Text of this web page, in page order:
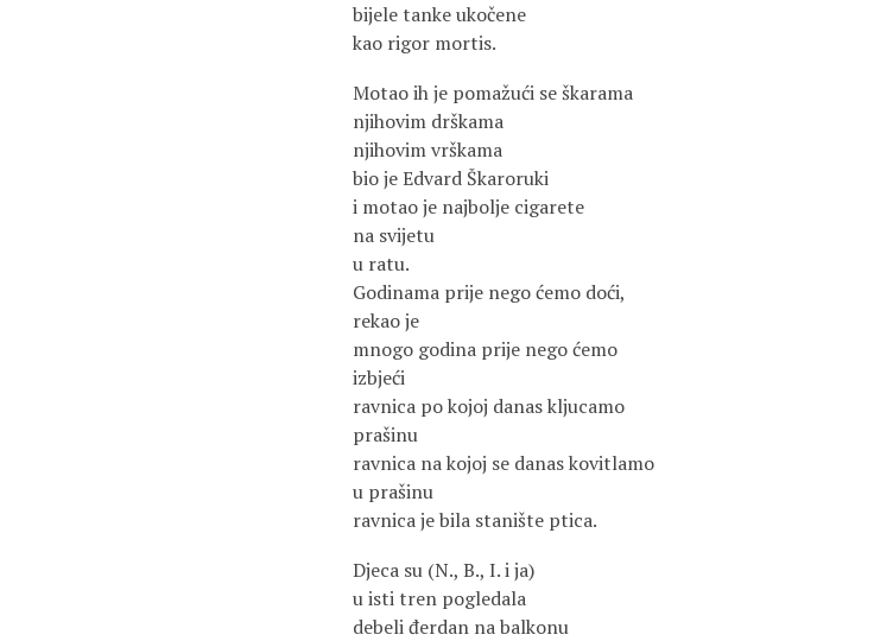
bijele tanke ukočene
kao rigor mortis.
Motao ih je pomažući se škarama
njihovim drškama
njihovim vrškama
bio je Edvard Škaroruki
i motao je najbolje cigarete
na svijetu
u ratu.
Godinama prije nego ćemo doći,
rekao je
mnogo godina prije nego ćemo
izbjeći
ravnica po kojoj danas kljucamo
prašinu
ravnica na kojoj se danas kovitlamo
u prašinu
ravnica je bila stanište ptica.
Djeca su (N., B., I. i ja)
u isti tren pogledala
debeli đerdan na balkonu